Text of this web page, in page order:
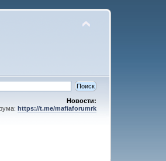
Новости:
https://t.me/mafiaforumrk